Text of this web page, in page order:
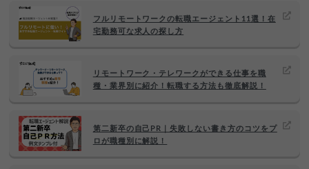
フルリモートワークの転職エージェント11選！在
宅勤務可な求人の探し方
リモートワーク・テレワークができる仕事を職
種・業界別に紹介！転職する方法も徹底解説！
第二新卒の自己PR｜失敗しない書き方のコツをプ
ロが職種別に解説！